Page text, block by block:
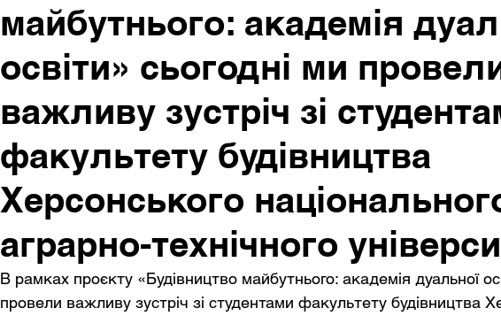
майбутнього: академія
освіти» сьогодні ми
важливу зустріч зі
факультету будівництва
Херсонського
аграрно-технічного
В рамках проєкту «Будівництво майбутнього: академія дуальної
провели важливу зустріч зі студентами факультету будівництва